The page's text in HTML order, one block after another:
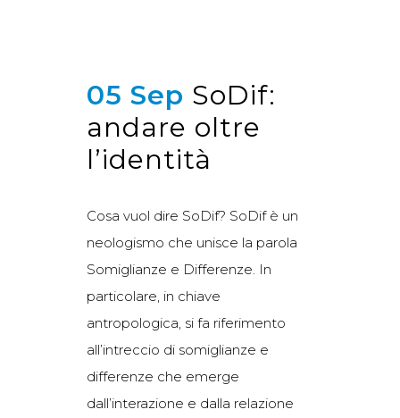
05 Sep SoDif:
andare oltre
l’identità
Cosa vuol dire SoDif? SoDif è un
neologismo che unisce la parola
Somiglianze e Differenze. In
particolare, in chiave
antropologica, si fa riferimento
all’intreccio di somiglianze e
differenze che emerge
dall’interazione e dalla relazione